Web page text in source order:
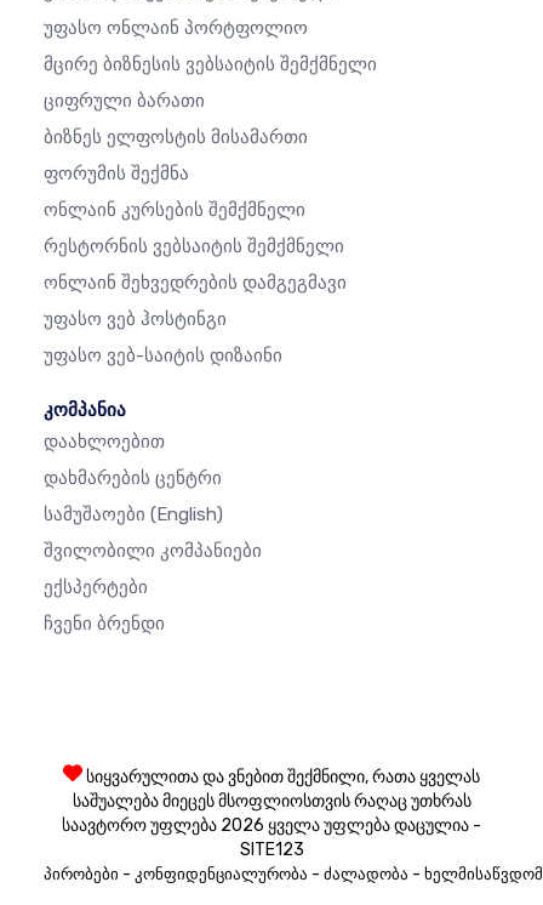
Უფასო Ონლაინ Პორტფოლიო
Მცირე Ბიზნესის Ვებსაიტის Შემქმნელი
Ციფრული Ბარათი
Ბიზნეს Ელფოსტის Მისამართი
Ფორუმის Შექმნა
Ონლაინ Კურსების Შემქმნელი
Რესტორნის Ვებსაიტის Შემქმნელი
Ონლაინ Შეხვედრების Დამგეგმავი
Უფასო Ვებ Ჰოსტინგი
Უფასო Ვებ-Საიტის Დიზაინი
კომპანია
Დაახლოებით
Დახმარების Ცენტრი
Სამუშაოები (English)
Შვილობილი Კომპანიები
Ექსპერტები
Ჩვენი Ბრენდი
სიყვარულითა და ვნებით შექმნილი, რათა ყველას
საშუალება მიეცეს მსოფლიოსთვის რაღაც უთხრას
საავტორო უფლება 2026 ყველა უფლება დაცულია -
SITE123
პირობები - კონფიდენციალურობა - ძალადობა -